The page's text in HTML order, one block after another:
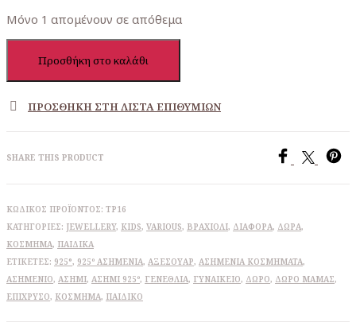
Μόνο 1 απομένουν σε απόθεμα
παιδικό
ασημένιο
με
γάτα
ταυτότητα
Προσθήκη στο καλάθι
ΠΡΟΣΘΉΚΗ ΣΤΗ ΛΊΣΤΑ ΕΠΙΘΥΜΙΏΝ
SHARE THIS PRODUCT
ΚΩΔΙΚΌΣ ΠΡΟΪΌΝΤΟΣ: TP16
ΚΑΤΗΓΟΡΊΕΣ: JEWELLERY, KIDS, VARIOUS, ΒΡΑΧΙΌΛΙ, ΔΙΆΦΟΡΑ, ΔΩΡΑ,
ΚΌΣΜΗΜΑ, ΠΑΙΔΙΚΆ
ΕΤΙΚΈΤΕΣ: 925°, 925º ΑΣΗΜΈΝΙΑ, ΑΞΕΣΟΥΆΡ, ΑΣΗΜΈΝΙΑ ΚΟΣΜΉΜΑΤΑ,
ΑΣΗΜΈΝΙΟ, ΑΣΉΜΙ, ΑΣΉΜΙ 925º, ΓΕΝΈΘΛΙΑ, ΓΥΝΑΙΚΕΊΟ, ΔΏΡΟ, ΔΏΡΟ ΜΑΜΆΣ,
ΕΠΊΧΡΥΣΟ, ΚΌΣΜΗΜΑ, ΠΑΙΔΙΚΌ